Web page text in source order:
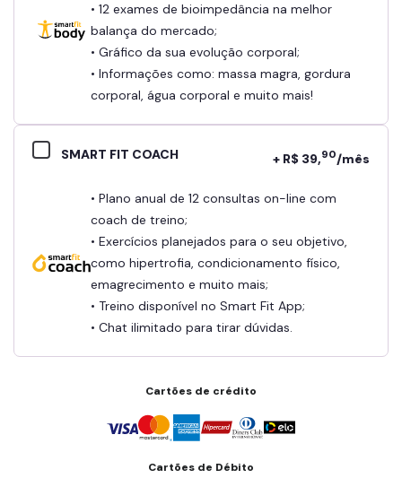
• 12 exames de bioimpedância na melhor
balança do mercado;
• Gráfico da sua evolução corporal;
• Informações como: massa magra, gordura
corporal, água corporal e muito mais!
SMART FIT COACH + R$ 39,90/mês
• Plano anual de 12 consultas on-line com
coach de treino;
• Exercícios planejados para o seu objetivo,
como hipertrofia, condicionamento físico,
emagrecimento e muito mais;
• Treino disponível no Smart Fit App;
• Chat ilimitado para tirar dúvidas.
Cartões de crédito
Cartões de Débito